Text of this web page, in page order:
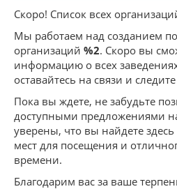
УСЛУГИ
Скоро! Список всех
Мы работаем над созданием
организаций %2. Скоро вы
информацию о всех
оставайтесь на связи и
Пока вы ждете, не забудьте
доступными предложениями
уверены, что вы найдете
мест для посещения и
времени.
Благодарим вас за ваше